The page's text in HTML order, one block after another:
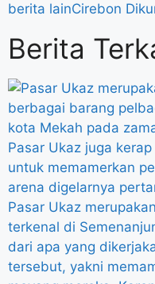
berita lainCirebon
Berita